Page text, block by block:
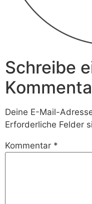
Schreibe
Deine E-Mail-
Erforderliche Felder
Kommentar *